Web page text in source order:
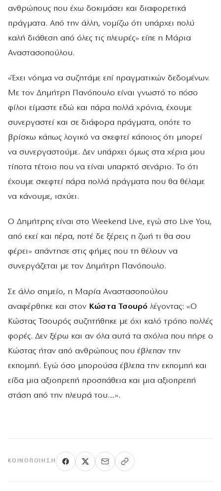
ανθρώπους που έχω δοκιμάσει και διαφορετικά
πράγματα. Από την άλλη, νομίζω ότι υπάρχει πολύ
καλή διάθεση από όλες τις πλευρές» είπε η Μάρια
Αναστασοπούλου.
«Έχει νόημα να συζητάμε επί πραγματικών δεδομένων.
Με τον Δημήτρη Πανόπουλο είναι γνωστό το πόσο
φίλοι είμαστε εδώ και πάρα πολλά χρόνια, έχουμε
συνεργαστεί και σε διάφορα πράγματα, οπότε το
βρίσκω κάπως λογικό να σκεφτεί κάποιος ότι μπορεί
να συνεργαστούμε. Δεν υπάρχει όμως στα χέρια μου
τίποτα τέτοιο που να είναι υπαρκτό σενάριο. Το ότι
έχουμε σκεφτεί πάρα πολλά πράγματα που θα θέλαμε
να κάνουμε, ισχύει.
Ο Δημήτρης είναι στο Weekend Live, εγώ στο Live You,
από εκεί και πέρα, ποτέ δε ξέρεις η ζωή τι θα σου
φέρει» απάντησε στις φήμες που τη θέλουν να
συνεργάζεται με τον Δημήτρη Πανόπουλο.
Σε άλλο σημείο, η Μαρία Αναστασοπούλου
αναφέρθηκε και στον Κώστα Τσουρό λέγοντας: «Ο
Κώστας Τσουρός συζητήθηκε με όχι καλό τρόπο πολλές
φορές. Δεν ξέρω και αν όλα αυτά τα σχόλια που πήρε ο
Κώστας ήταν από ανθρώπους που έβλεπαν την
εκπομπή. Εγώ όσο μπορούσα έβλεπα την εκπομπή και
είδα μια αξιοπρεπή προσπάθεια και μια αξιοπρεπή
στάση από την πλευρά του…».
ΚΟΙΝΟΠΟΊΗΣΗ